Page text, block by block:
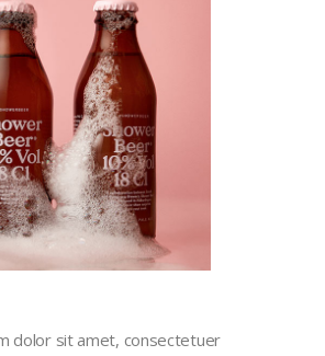
dolor sit amet, consectetuer